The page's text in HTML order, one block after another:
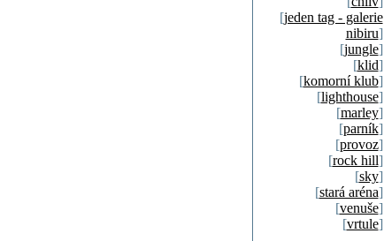
[jeden tag - galerie
nibiru]
[jungle]
[klid]
[komorní klub]
[lighthouse]
[marley]
[parník]
[provoz]
[rock hill]
[sky]
[stará aréna]
[venuše]
[vrtule]